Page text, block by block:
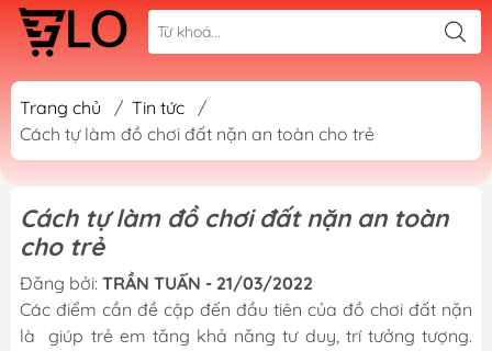
Trang chủ / Tin tức
/
Cách tự làm đồ chơi đất nặn an toàn cho trẻ
Cách tự làm đồ chơi đất nặn an toàn
cho trẻ
Đăng bởi: TRẦN TUẤN - 21/03/2022
Các điểm cần đề cập đến đầu tiên của đồ chơi đất nặn
là giúp trẻ em tăng khả năng tư duy, trí tưởng tượng.